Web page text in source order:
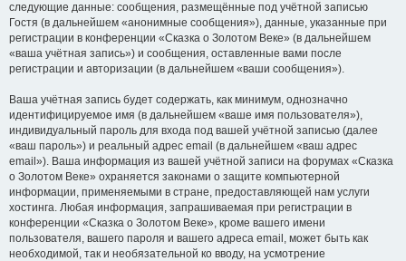
следующие данные: сообщения, размещённые под учётной записью
Гостя (в дальнейшем «анонимные сообщения»), данные, указанные при
регистрации в конференции «Сказка о Золотом Веке» (в дальнейшем
«ваша учётная запись») и сообщения, оставленные вами после
регистрации и авторизации (в дальнейшем «ваши сообщения»).
Ваша учётная запись будет содержать, как минимум, однозначно
идентифицируемое имя (в дальнейшем «ваше имя пользователя»),
индивидуальный пароль для входа под вашей учётной записью (далее
«ваш пароль») и реальный адрес email (в дальнейшем «ваш адрес
email»). Ваша информация из вашей учётной записи на форумах «Сказка
о Золотом Веке» охраняется законами о защите компьютерной
информации, применяемыми в стране, предоставляющей нам услуги
хостинга. Любая информация, запрашиваемая при регистрации в
конференции «Сказка о Золотом Веке», кроме вашего имени
пользователя, вашего пароля и вашего адреса email, может быть как
необходимой, так и необязательной ко вводу, на усмотрение